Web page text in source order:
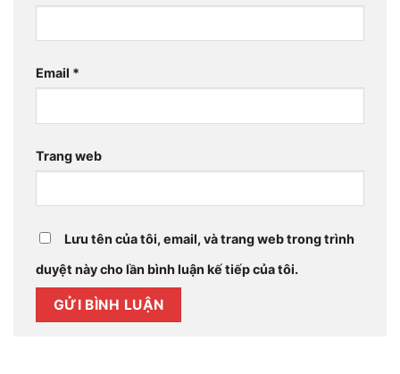
Email *
Trang web
Lưu tên của tôi, email, và trang web trong trình
duyệt này cho lần bình luận kế tiếp của tôi.